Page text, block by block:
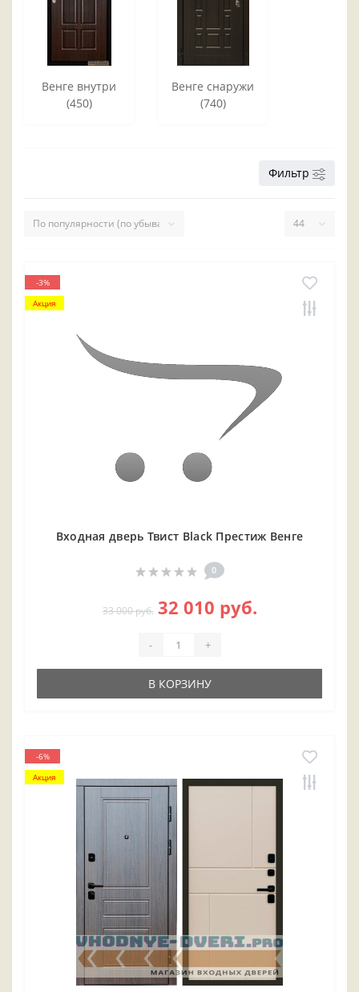
Венге внутри
(450)
Венге снаружи
(740)
Фильтр
-3%
Акция
Входная дверь Твист Black Престиж Венге
0
33 000 руб. 32 010 руб.
- +
В КОРЗИНУ
-6%
Акция